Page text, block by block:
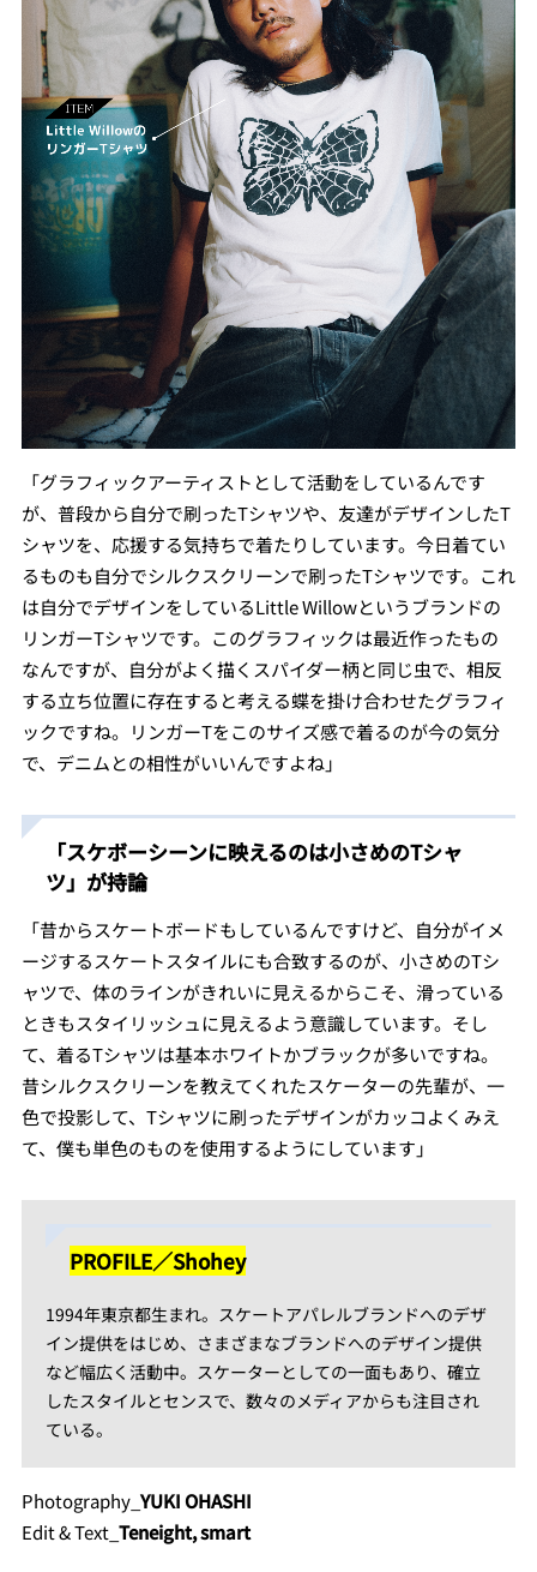
「グラフィックアーティストとして活動をしているんです
が、普段から自分で刷ったTシャツや、友達がデザインしたT
シャツを、応援する気持ちで着たりしています。今日着てい
るものも自分でシルクスクリーンで刷ったTシャツです。これ
は自分でデザインをしているLittle Willowというブランドの
リンガーTシャツです。このグラフィックは最近作ったもの
なんですが、自分がよく描くスパイダー柄と同じ虫で、相反
する立ち位置に存在すると考える蝶を掛け合わせたグラフィ
ックですね。リンガーTをこのサイズ感で着るのが今の気分
で、デニムとの相性がいいんですよね」
「スケボーシーンに映えるのは小さめのTシャ
ツ」が持論
「昔からスケートボードもしているんですけど、自分がイメ
ージするスケートスタイルにも合致するのが、小さめのTシ
ャツで、体のラインがきれいに見えるからこそ、滑っている
ときもスタイリッシュに見えるよう意識しています。そし
て、着るTシャツは基本ホワイトかブラックが多いですね。
昔シルクスクリーンを教えてくれたスケーターの先輩が、一
色で投影して、Tシャツに刷ったデザインがカッコよくみえ
て、僕も単色のものを使用するようにしています」
PROFILE／Shohey
1994年東京都生まれ。スケートアパレルブランドへのデザ
イン提供をはじめ、さまざまなブランドへのデザイン提供
など幅広く活動中。スケーターとしての一面もあり、確立
したスタイルとセンスで、数々のメディアからも注目され
ている。
Photography_ YUKI OHASHI
Edit & Text_ Teneight, smart